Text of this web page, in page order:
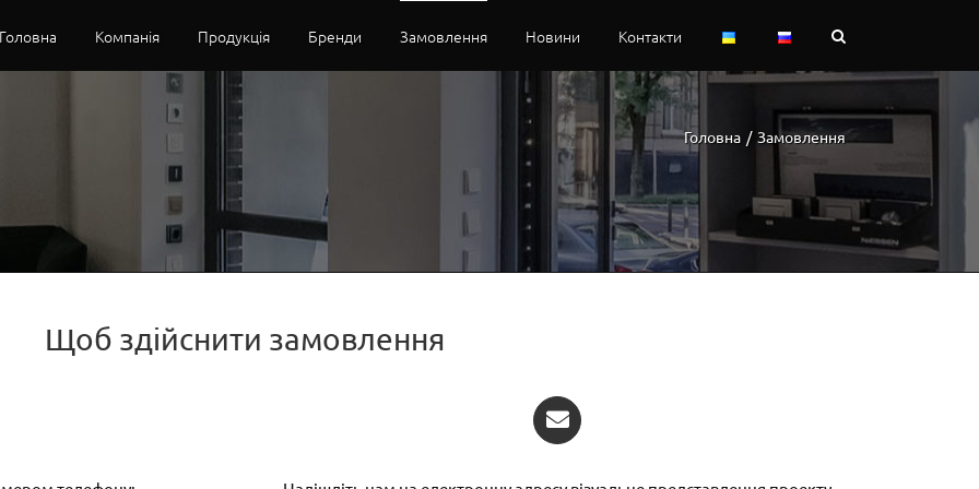
Головна Компанія Продукція Бренди Замовлення Новини Контакти
Головна / Замовлення
Щоб здійснити замовлення